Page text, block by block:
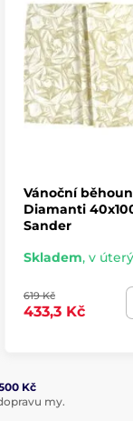
Vánoční
Diamanti
Sander
Skladem, v úterý
619 Kč
433,3 Kč
Kč
my.